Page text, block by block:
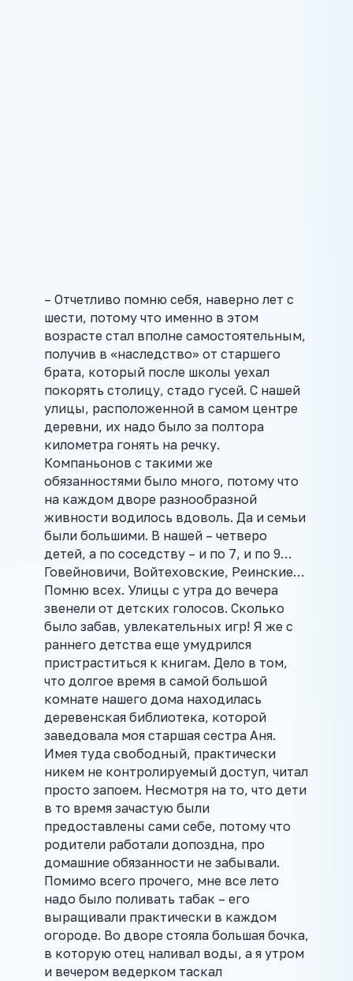
– Отчетливо помню себя, наверно лет с
шести, потому что именно в этом
возрасте стал вполне самостоятельным,
получив в «наследство» от старшего
брата, который после школы уехал
покорять столицу, стадо гусей. С нашей
улицы, расположенной в самом центре
деревни, их надо было за полтора
километра гонять на речку.
Компаньонов с такими же
обязанностями было много, потому что
на каждом дворе разнообразной
живности водилось вдоволь. Да и семьи
были большими. В нашей – четверо
детей, а по соседству – и по 7, и по 9…
Говейновичи, Войтеховские, Реинские…
Помню всех. Улицы с утра до вечера
звенели от детских голосов. Сколько
было забав, увлекательных игр! Я же с
раннего детства еще умудрился
пристраститься к книгам. Дело в том,
что долгое время в самой большой
комнате нашего дома находилась
деревенская библиотека, которой
заведовала моя старшая сестра Аня.
Имея туда свободный, практически
никем не контролируемый доступ, читал
просто запоем. Несмотря на то, что дети
в то время зачастую были
предоставлены сами себе, потому что
родители работали допоздна, про
домашние обязанности не забывали.
Помимо всего прочего, мне все лето
надо было поливать табак – его
выращивали практически в каждом
огороде. Во дворе стояла большая бочка,
в которую отец наливал воды, а я утром
и вечером ведерком таскал